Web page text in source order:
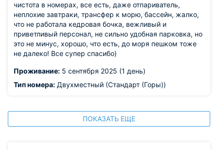
чистота в номерах, все есть, даже отпариватель,
неплохие завтраки, трансфер к морю, бассейн, жалко,
что не работала кедровая бочка, вежливый и
приветливый персонал, не сильно удобная парковка, но
это не минус, хорошо, что есть, до моря пешком тоже
не далеко! Все супер спасибо)
Проживание: 5 сентября 2025 (1 день)
Тип номера: Двухместный (Стандарт (Горы))
ПОКАЗАТЬ ЕЩЕ